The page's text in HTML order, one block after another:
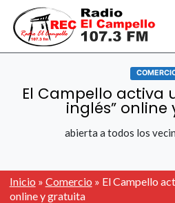
El Campello activa
inglés”
abierta a todos los
Inicio » Comercio » El Campello
online y gratuita